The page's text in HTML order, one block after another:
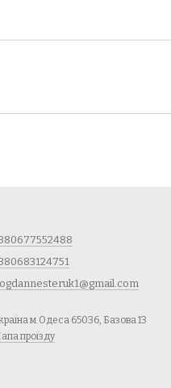
м.Одеса 65036, Базова 13
проїзду